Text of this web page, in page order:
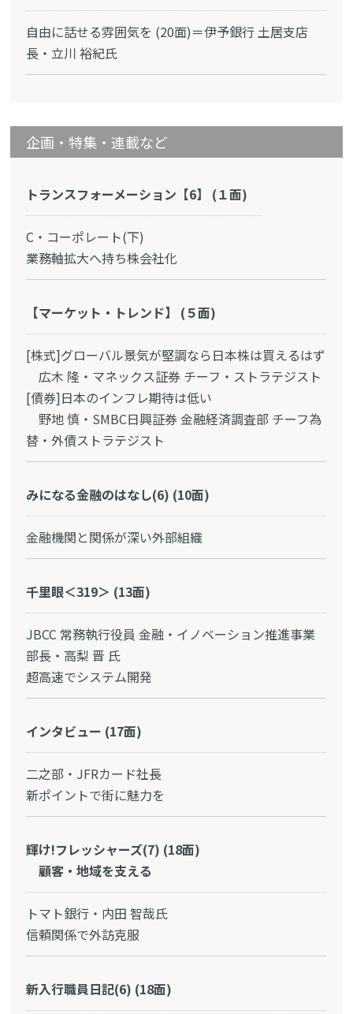
自由に話せる雰囲気を (20面)＝伊予銀行 土居支店
長・立川 裕紀氏
企画・特集・連載など
トランスフォーメーション【6】 (１面)
C・コーポレート(下)
業務軸拡大へ持ち株会社化
【マーケット・トレンド】 (５面)
[株式]グローバル景気が堅調なら日本株は買えるはず
広木 隆・マネックス証券 チーフ・ストラテジスト
[債券]日本のインフレ期待は低い
野地 慎・SMBC日興証券 金融経済調査部 チーフ為
替・外債ストラテジスト
みになる金融のはなし(6) (10面)
金融機関と関係が深い外部組織
千里眼＜319＞ (13面)
JBCC 常務執行役員 金融・イノベーション推進事業
部長・高梨 晋 氏
超高速でシステム開発
インタビュー (17面)
二之部・JFRカード社長
新ポイントで街に魅力を
輝け!フレッシャーズ(7) (18面)
顧客・地域を支える
トマト銀行・内田 智哉氏
信頼関係で外訪克服
新入行職員日記(6) (18面)